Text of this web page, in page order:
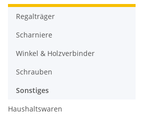
Regalträger
Scharniere
Winkel & Holzverbinder
Schrauben
Sonstiges
Haushaltswaren